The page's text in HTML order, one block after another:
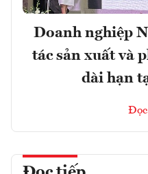
Doanh nghiệp
tác sản xuất và
dài hạn
Đọc